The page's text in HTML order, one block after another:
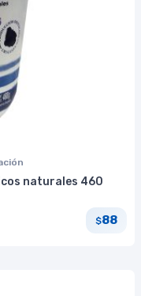
naturales 460
$88